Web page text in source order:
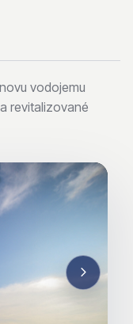
vodojemu
revitalizované